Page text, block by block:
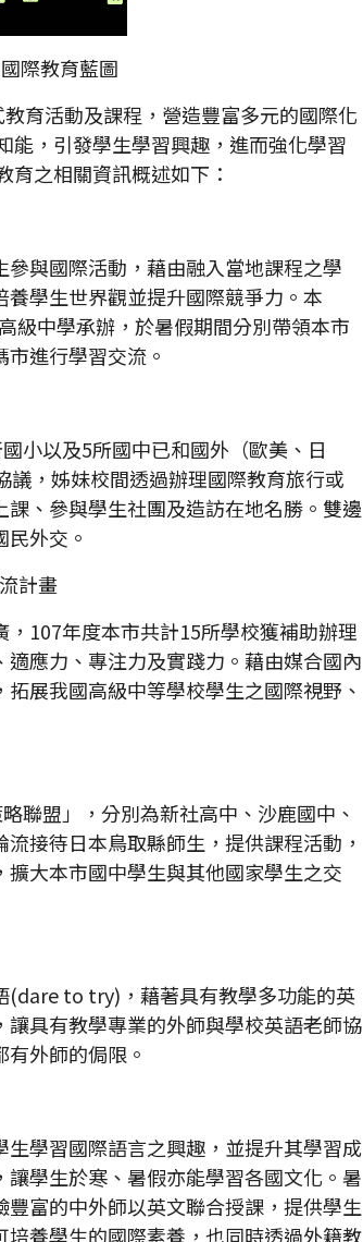
際教育藍圖
育活動及課程，營造豐富多元的國際化
能，引發學生學習興趣，進而強化學習
之相關資訊概述如下：
與國際活動，藉由融入當地課程之學
學生世界觀並提升國際競爭力。本
級中學承辦，於暑假期間分別帶領本市
進行學習交流。
小以及5所國中已和國外（歐美、日
，姊妹校間透過辦理國際教育旅行或
、參與學生社團及造訪在地名勝。雙邊
外交。
計畫
107年度本市共計15所學校獲補助辦理
應力、專注力及實踐力。藉由媒合國內
展我國高級中等學校學生之國際視野、
聯盟」，分別為新社高中、沙鹿國中、
接待日本鳥取縣師生，提供課程活動，
大本市國中學生與其他國家學生之交
(dare to try)，藉著具有教學多功能的英
具有教學專業的外師與學校英語老師協
外師的侷限。
學習國際語言之興趣，並提升其學習成
學生於寒、暑假亦能學習各國文化。暑
富的中外師以英文聯合授課，提供學生
養學生的國際素養，也同時透過外籍教